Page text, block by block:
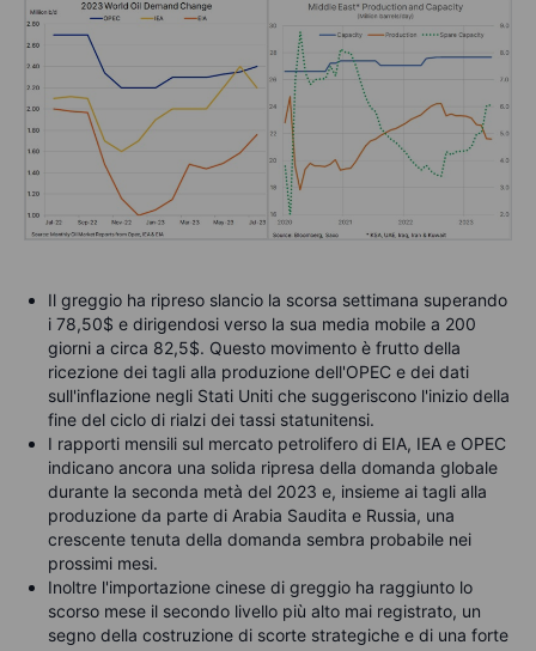
Il greggio ha ripreso slancio la scorsa settimana superando
i 78,50$ e dirigendosi verso la sua media mobile a 200
giorni a circa 82,5$. Questo movimento è frutto della
ricezione dei tagli alla produzione dell'OPEC e dei dati
sull'inflazione negli Stati Uniti che suggeriscono l'inizio della
fine del ciclo di rialzi dei tassi statunitensi.
I rapporti mensili sul mercato petrolifero di EIA, IEA e OPEC
indicano ancora una solida ripresa della domanda globale
durante la seconda metà del 2023 e, insieme ai tagli alla
produzione da parte di Arabia Saudita e Russia, una
crescente tenuta della domanda sembra probabile nei
prossimi mesi.
Inoltre l'importazione cinese di greggio ha raggiunto lo
scorso mese il secondo livello più alto mai registrato, un
segno della costruzione di scorte strategiche e di una forte